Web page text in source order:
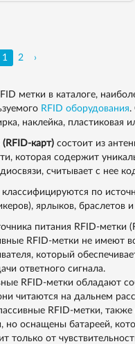
1 2 ›
метки в каталоге,
RFID оборудования.
наклейка, пластиковая
карт)состоит из
которая содержит
считывает с нее
классифицируются по
ярлыков, браслетов
питания RFID-метки
RFID-метки не имеют
который
ответного сигнала.
RFID-метки обладают
читаются на дальнем
RFID-метки,
но оснащены батареей,
только от